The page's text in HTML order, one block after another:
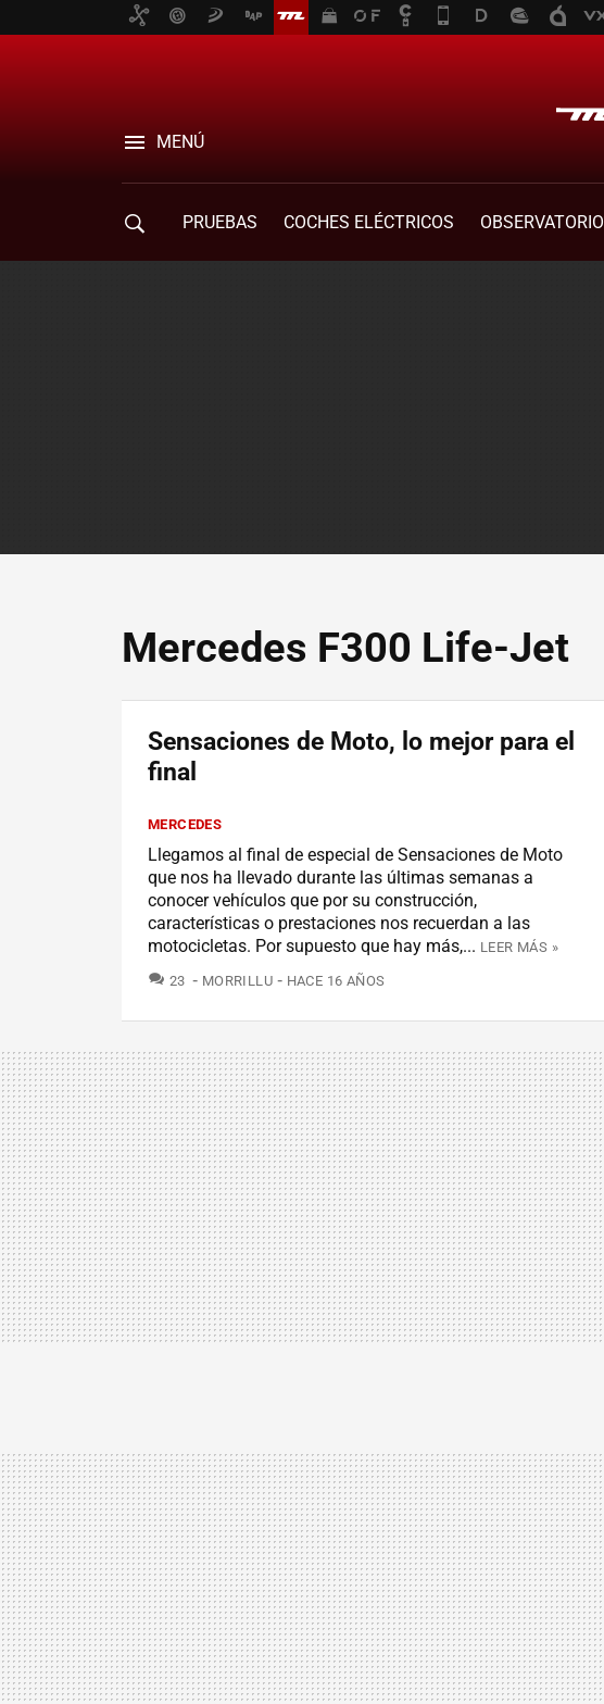
MENÚ
PRUEBAS COCHES ELÉCTRICOS OBSERVATORIO
Mercedes F300 Life-Jet
Sensaciones de Moto, lo mejor para el
final
MERCEDES
Llegamos al final de especial de Sensaciones de Moto
que nos ha llevado durante las últimas semanas a
conocer vehículos que por su construcción,
características o prestaciones nos recuerdan a las
motocicletas. Por supuesto que hay más,... LEER MÁS »
23 COMENTARIOS
MORRILLU HACE 16 AÑOS